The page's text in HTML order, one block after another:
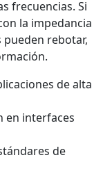
frecuencias. Si
la impedancia
rebotar,
de alta
en interfaces
de